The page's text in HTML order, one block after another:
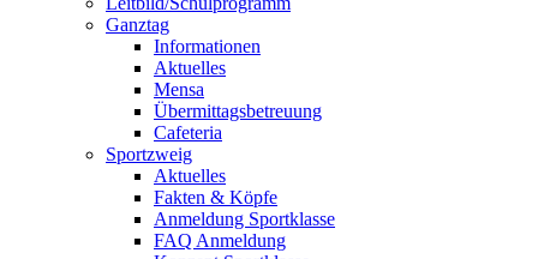
Ganztag
Informationen
Aktuelles
Mensa
Übermittagsbetreuung
Cafeteria
Sportzweig
Aktuelles
Fakten & Köpfe
Anmeldung Sportklasse
FAQ Anmeldung